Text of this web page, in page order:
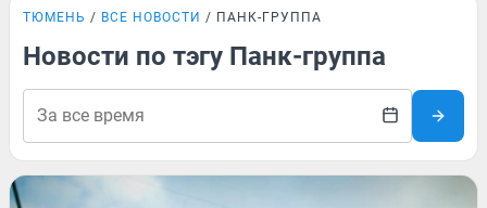
ТЮМЕНЬ ВСЕ НОВОСТИ ПАНК-ГРУППА
Новости по тэгу Панк-группа